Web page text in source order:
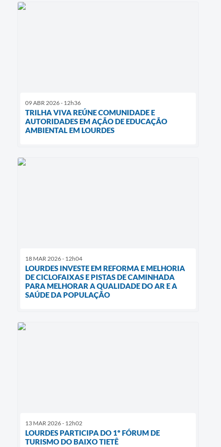
09 ABR 2026 - 12h36
TRILHA VIVA REÚNE COMUNIDADE E
AUTORIDADES EM AÇÃO DE EDUCAÇÃO
AMBIENTAL EM LOURDES
18 MAR 2026 - 12h04
LOURDES INVESTE EM REFORMA E MELHORIA
DE CICLOFAIXAS E PISTAS DE CAMINHADA
PARA MELHORAR A QUALIDADE DO AR E A
SAÚDE DA POPULAÇÃO
13 MAR 2026 - 12h02
LOURDES PARTICIPA DO 1º FÓRUM DE
TURISMO DO BAIXO TIETÊ